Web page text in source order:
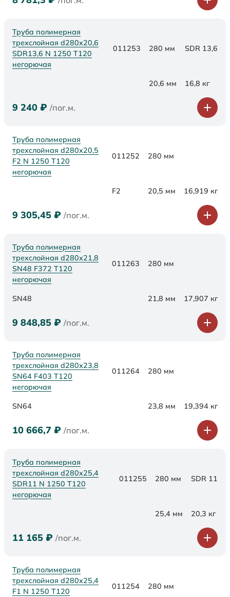
Труба полимерная
трехслойная d280x20,6
SDR13,6 N 1250 Т120
негорючая
011253 280 мм SDR 13,6
20,6 мм 16,8 кг
9 240 ₽ /пог.м.
Труба полимерная
трехслойная d280x20,5
F2 N 1250 Т120
негорючая
011252 280 мм
F2 20,5 мм 16,919 кг
9 305,45 ₽ /пог.м.
Труба полимерная
трехслойная d280х21,8
SN48 F372 Т120
негорючая
011263 280 мм
SN48 21,8 мм 17,907 кг
9 848,85 ₽ /пог.м.
Труба полимерная
трехслойная d280х23,8
SN64 F403 Т120
негорючая
011264 280 мм
SN64 23,8 мм 19,394 кг
10 666,7 ₽ /пог.м.
Труба полимерная
трехслойная d280x25,4
SDR11 N 1250 Т120
негорючая
011255 280 мм SDR 11
25,4 мм 20,3 кг
11 165 ₽ /пог.м.
Труба полимерная
трехслойная d280x25,4
F1 N 1250 Т120
011254 280 мм